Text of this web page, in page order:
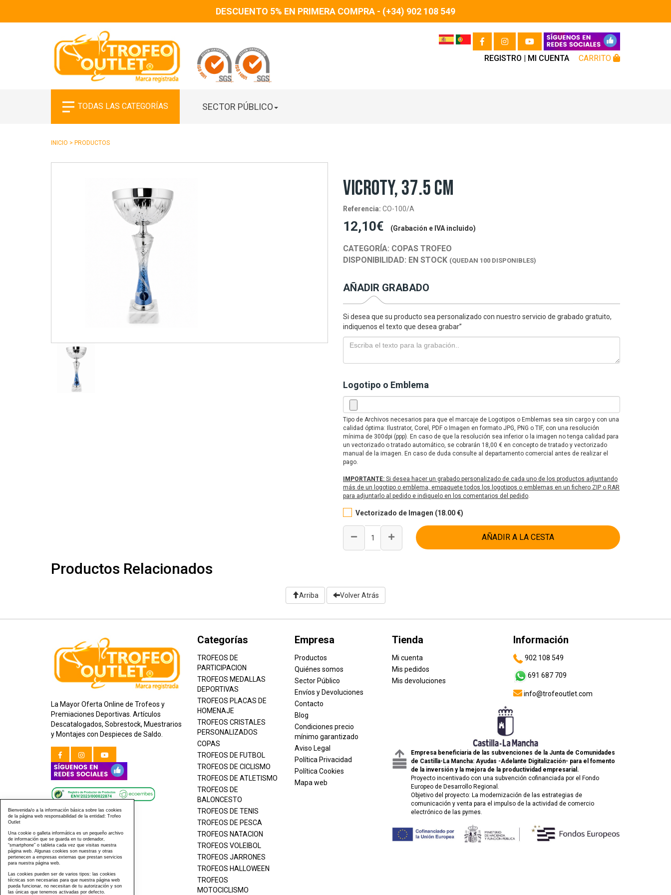
DESCUENTO 5% EN PRIMERA COMPRA - (+34) 902 108 549
REGISTRO | MI CUENTA CARRITO
TODAS LAS CATEGORÍAS SECTOR PÚBLICO
INICIO > PRODUCTOS
VICROTY, 37.5 CM
Referencia: CO-100/A
12,10€ (Grabación e IVA incluido)
CATEGORÍA: COPAS TROFEO
DISPONIBILIDAD: EN STOCK (QUEDAN 100 DISPONIBLES)
AÑADIR GRABADO
Si desea que su producto sea personalizado con nuestro servicio de grabado gratuito,
indiquenos el texto que desea grabar”
Logotipo o Emblema
Tipo de Archivos necesarios para que el marcaje de Logotipos o Emblemas sea sin cargo y con una
calidad óptima: Ilustrator, Corel, PDF o Imagen en formato JPG, PNG o TIF, con una resolución
mínima de 300dpi (ppp). En caso de que la resolución sea inferior o la imagen no tenga calidad para
un vectorizado o tratado automático, se cobrarán 18,00 € en concepto de tratado y vectorizado
manual de la imagen. En caso de duda consulte al departamento comercial antes de realizar el
pago.
IMPORTANTE: Si desea hacer un grabado personalizado de cada uno de los productos adjuntando
más de un logotipo o emblema, empaquete todos los logotipos o emblemas en un fichero ZIP o RAR
para adjuntarlo al pedido e indiquelo en los comentarios del pedido.
Vectorizado de Imagen (18.00 €)
AÑADIR A LA CESTA
Productos Relacionados
Arriba Volver Atrás
La Mayor Oferta Online de Trofeos y
Premiaciones Deportivas. Artículos
Descatalogados, Sobrestock, Muestrarios
y Montajes con Despieces de Saldo.
Categorías
TROFEOS DE
PARTICIPACION
TROFEOS MEDALLAS
DEPORTIVAS
TROFEOS PLACAS DE
HOMENAJE
TROFEOS CRISTALES
PERSONALIZADOS
COPAS
TROFEOS DE FUTBOL
TROFEOS DE CICLISMO
TROFEOS DE ATLETISMO
TROFEOS DE
BALONCESTO
TROFEOS DE TENIS
TROFEOS DE PESCA
TROFEOS NATACION
TROFEOS VOLEIBOL
TROFEOS JARRONES
TROFEOS HALLOWEEN
TROFEOS
MOTOCICLISMO
Empresa
Productos
Quiénes somos
Sector Público
Envíos y Devoluciones
Contacto
Blog
Condiciones precio
mínimo garantizado
Aviso Legal
Política Privacidad
Política Cookies
Mapa web
Tienda
Mi cuenta
Mis pedidos
Mis devoluciones
Información
902 108 549
691 687 709
info@trofeoutlet.com
Empresa beneficiaria de las subvenciones de la Junta de Comunidades
de Castilla-La Mancha: Ayudas -Adelante Digitalización- para el fomento
de la inversión y la mejora de la productividad empresarial.
Proyecto incentivado con una subvención cofinanciada por el Fondo
Europeo de Desarrollo Regional.
Objetivo del proyecto: La modernización de las estrategias de
comunicación y venta para el impulso de la actividad de comercio
electrónico de las pymes.
Bienvenida/o a la información básica sobre las cookies
de la página web responsabilidad de la entidad: Trofeo
Outlet
Una cookie o galleta informática es un pequeño archivo
de información que se guarda en tu ordenador,
“smartphone” o tableta cada vez que visitas nuestra
página web. Algunas cookies son nuestras y otras
pertenecen a empresas externas que prestan servicios
para nuestra página web.
Las cookies pueden ser de varios tipos: las cookies
técnicas son necesarias para que nuestra página web
pueda funcionar, no necesitan de tu autorización y son
las únicas que tenemos activadas por defecto.